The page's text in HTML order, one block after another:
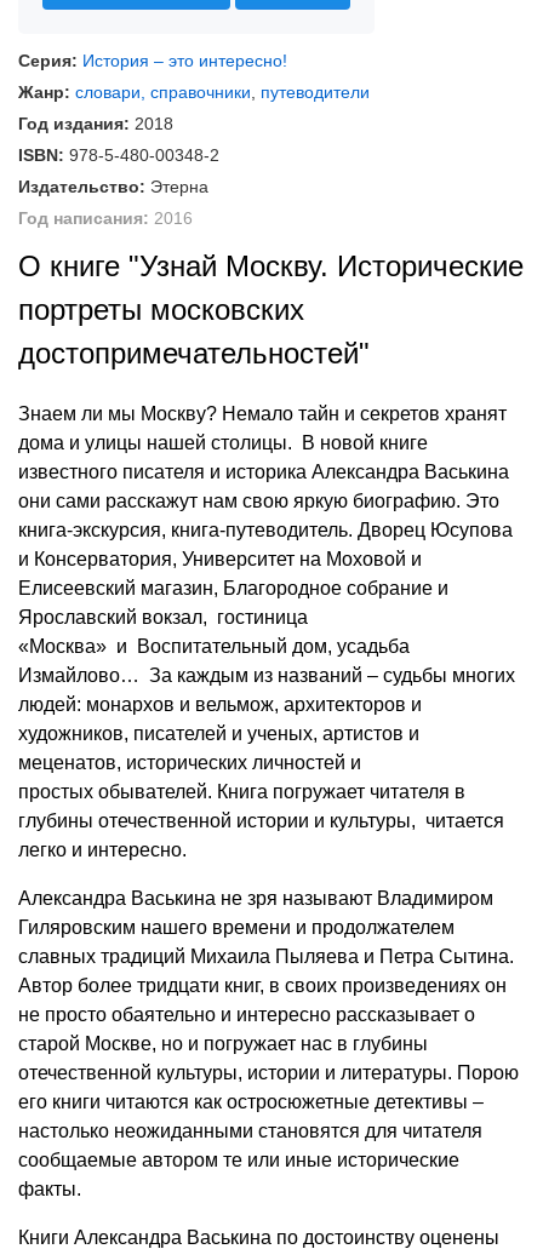
Серия: История – это интересно!
Жанр: словари, справочники
путеводители
Год издания: 2018
ISBN: 978-5-480-00348-2
Издательство: Этерна
Год написания: 2016
О книге "Узнай Москву. Исторические
портреты московских
достопримечательностей"
Знаем ли мы Москву? Немало тайн и секретов хранят
дома и улицы нашей столицы. В новой книге
известного писателя и историка Александра Васькина
они сами расскажут нам свою яркую биографию. Это
книга-экскурсия, книга-путеводитель. Дворец Юсупова
и Консерватория, Университет на Моховой и
Елисеевский магазин, Благородное собрание и
Ярославский вокзал, гостиница
«Москва» и Воспитательный дом, усадьба
Измайлово… За каждым из названий – судьбы многих
людей: монархов и вельмож, архитекторов и
художников, писателей и ученых, артистов и
меценатов, исторических личностей и
простых обывателей. Книга погружает читателя в
глубины отечественной истории и культуры, читается
легко и интересно.
Александра Васькина не зря называют Владимиром
Гиляровским нашего времени и продолжателем
славных традиций Михаила Пыляева и Петра Сытина.
Автор более тридцати книг, в своих произведениях он
не просто обаятельно и интересно рассказывает о
старой Москве, но и погружает нас в глубины
отечественной культуры, истории и литературы. Порою
его книги читаются как остросюжетные детективы –
настолько неожиданными становятся для читателя
сообщаемые автором те или иные исторические
факты.
Книги Александра Васькина по достоинству оценены